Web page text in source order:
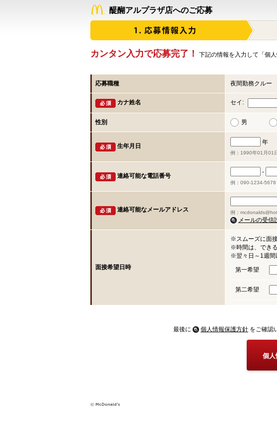
醍醐アルプラザ店へのご応募
カンタン入力で応募完了！ 下記の情報を入力して「個
応募職種 夜間勤務クルー
カナ姓名 セイ:
性別 男
生年月日
年
例：1990年01月01
連絡可能な電話番号
-
例：090-1234-5678
連絡可能なメールアドレス 例：
メールの受信
面接希望日時
※スムーズに面
※時間は、でき
※翌々日～1週間
第一希望
第二希望
最後に 個人情報保護方針 をご確認
個人